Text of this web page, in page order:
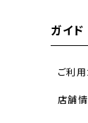
ガイド
ご利用
店舗